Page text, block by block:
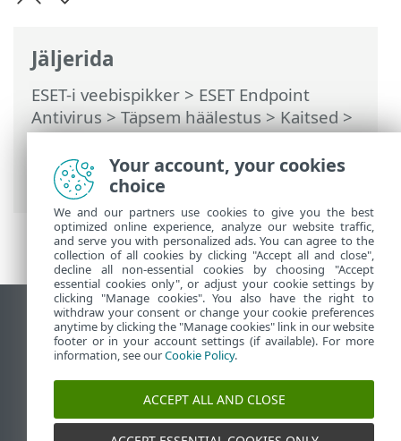
Jäljerida
ESET-i veebispikker > ESET Endpoint
Antivirus>Täpsem häälestus>Kaitsed>
Võrgukasutuse kaitse>Kaitse
võrgurünnakute eest (IDS)>Jõurünnete
vastane kaitse> Reeglid
Vaata tavaarvutile mõeldud veebilehte
End of Life
ESET-i teabebaas
ESET-i foorum
ESET Status Portal
Piirkondlik tugi
Your account, your cookies
choice
We and our partners use cookies to give you the best
optimized online experience, analyze our website traffic,
and serve you with personalized ads. You can agree to the
collection of all cookies by clicking "Accept all and close",
decline all non-essential cookies by choosing "Accept
essential cookies only", or adjust your cookie settings by
clicking "Manage cookies". You also have the right to
withdraw your consent or change your cookie preferences
anytime by clicking the "Manage cookies" link in our website
footer or in your account settings (if available). For more
information, see ourCookie Policy.
ACCEPT ALL AND CLOSE